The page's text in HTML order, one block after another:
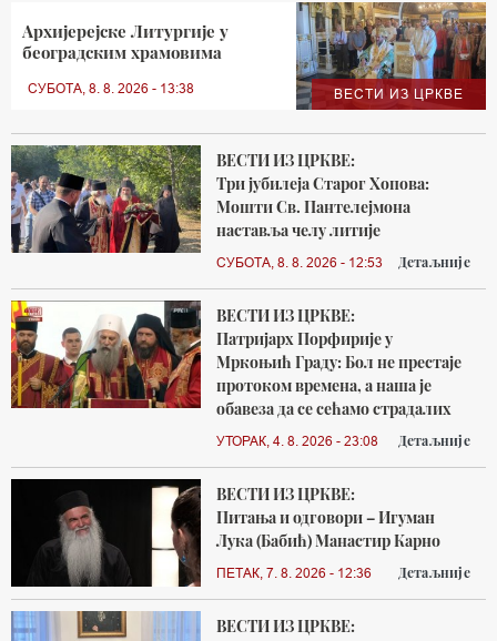
ВЕСТИ ИЗ ЦРКВЕ
Архијерејске Литургије у
београдским храмовима
СУБОТА, 8. 8. 2026 - 13:38
ВЕСТИ ИЗ ЦРКВЕ:
Три јубилеја Старог Хопова:
Мошти Св. Пантелејмона
наставља челу литије
СУБОТА, 8. 8. 2026 - 12:53 Детаљније
ВЕСТИ ИЗ ЦРКВЕ:
Патријарх Порфирије у
Мркоњић Граду: Бол не престаје
протоком времена, а наша је
обавеза да се сећамо страдалих
УТОРАК, 4. 8. 2026 - 23:08 Детаљније
ВЕСТИ ИЗ ЦРКВЕ:
Питања и одговори – Игуман
Лука (Бабић) Манастир Карно
ПЕТАК, 7. 8. 2026 - 12:36 Детаљније
ВЕСТИ ИЗ ЦРКВЕ: